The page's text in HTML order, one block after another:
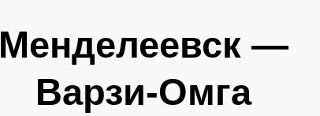
Менделеевск —
Варзи-Омга